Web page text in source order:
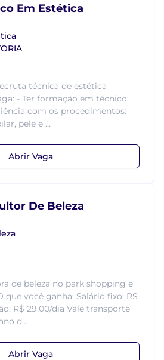
Em Estética
técnica de estética
- Ter formação em técnico
com os procedimentos:
pele e ...
Abrir Vaga
De Beleza
de beleza no park shopping e
que você ganha: Salário fixo: R$
R$ 29,00/dia Vale transporte
d...
Abrir Vaga